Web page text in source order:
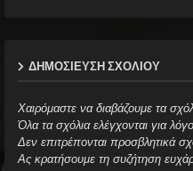
ΔΗΜΟΣΊΕΥΣΗ ΣΧΟΛΊΟΥ
Χαιρόμαστε να διαβάζουμε τα
Όλα τα σχόλια ελέγχονται για
Δεν επιτρέπονται προσβλητικά
Ας κρατήσουμε τη συζήτηση